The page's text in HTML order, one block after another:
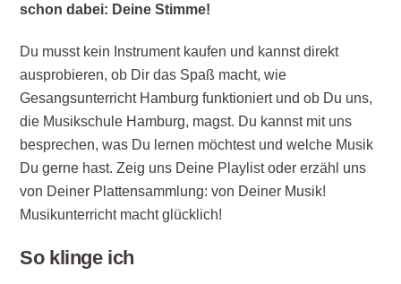
schon dabei: Deine Stimme!
Du musst kein Instrument kaufen und kannst direkt
ausprobieren, ob Dir das Spaß macht, wie
Gesangsunterricht Hamburg funktioniert und ob Du uns,
die Musikschule Hamburg, magst. Du kannst mit uns
besprechen, was Du lernen möchtest und welche Musik
Du gerne hast. Zeig uns Deine Playlist oder erzähl uns
von Deiner Plattensammlung: von Deiner Musik!
Musikunterricht macht glücklich!
So klinge ich